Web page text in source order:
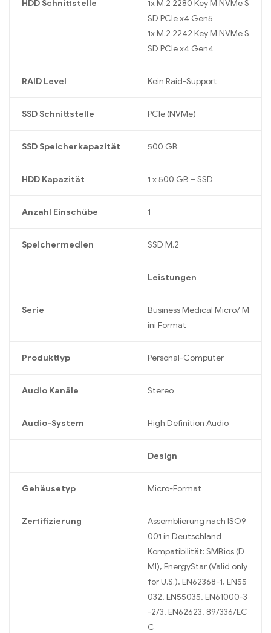
HDD Schnittstelle
1x M.2 2280 Key M NVMe S
SD PCIe x4 Gen5
1x M.2 2242 Key M NVMe S
SD PCIe x4 Gen4
RAID Level Kein Raid-Support
SSD Schnittstelle PCIe (NVMe)
SSD Speicherkapazität 500 GB
HDD Kapazität 1 x 500 GB – SSD
Anzahl Einschübe 1
Speichermedien SSD M.2
Leistungen
Serie
Business Medical Micro/ M
ini Format
Produkttyp Personal-Computer
Audio Kanäle Stereo
Audio-System High Definition Audio
Design
Gehäusetyp Micro-Format
Zertifizierung
Assemblierung nach ISO9
001 in Deutschland
Kompatibilität: SMBios (D
MI), EnergyStar (Valid only
for U.S.), EN62368-1, EN55
032, EN55035, EN61000-3
-2/3, EN62623, 89/336/EC
C